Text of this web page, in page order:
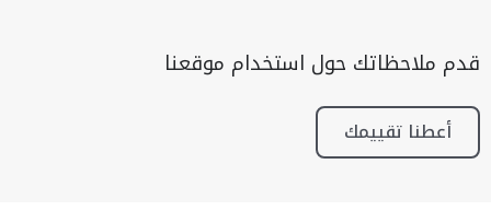
قدم ملاحظاتك حول استخدام موقعنا
أعطنا تقييمك